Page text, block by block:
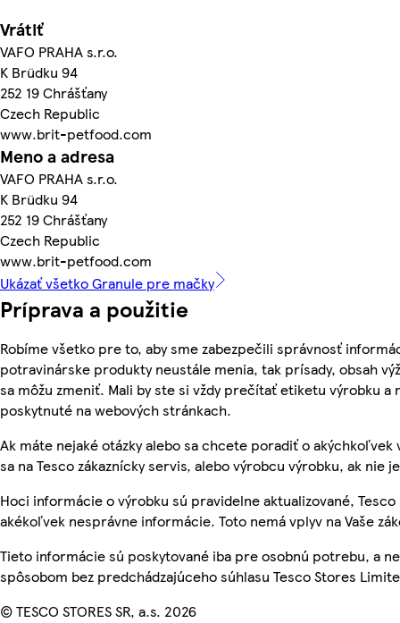
Vrátiť
VAFO PRAHA s.r.o.
K Brüdku 94
252 19 Chrášťany
Czech Republic
www.brit-petfood.com
Meno a adresa
VAFO PRAHA s.r.o.
K Brüdku 94
252 19 Chrášťany
Czech Republic
www.brit-petfood.com
Ukázať všetko Granule pre mačky
Príprava a použitie
Robíme všetko pre to, aby sme zabezpečili správnosť
potravinárske produkty neustále menia, tak prísady, obsah
sa môžu zmeniť. Mali by ste si vždy prečítať etiketu výrobku
poskytnuté na webových stránkach.
Ak máte nejaké otázky alebo sa chcete poradiť o
sa na Tesco zákaznícky servis, alebo výrobcu výrobku, ak nie
Hoci informácie o výrobku sú pravidelne aktualizované,
akékoľvek nesprávne informácie. Toto nemá vplyv na Vaše
Tieto informácie sú poskytované iba pre osobnú potrebu, a
spôsobom bez predchádzajúceho súhlasu Tesco Stores
© TESCO STORES SR, a.s. 2026